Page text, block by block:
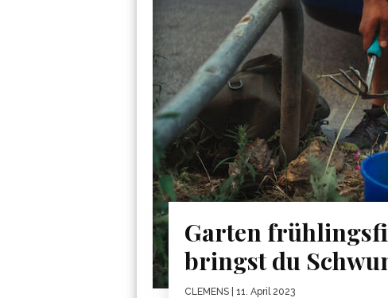
Garten
bringst du
CLEMENS | 11. April 2023